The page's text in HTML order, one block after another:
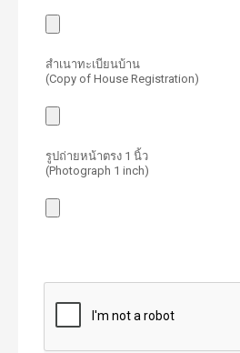
สำเนาทะเบียนบ้าน
(Copy of House Registration)
รูปถ่ายหน้าตรง 1 นิ้ว
(Photograph 1 inch)